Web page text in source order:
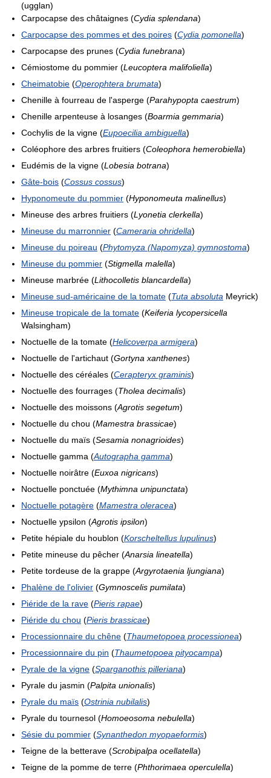
(ugglan)
Carpocapse des châtaignes (Cydia splendana)
Carpocapse des pommes et des poires (Cydia pomonella)
Carpocapse des prunes (Cydia funebrana)
Cémiostome du pommier (Leucoptera malifoliella)
Cheimatobie (Operophtera brumata)
Chenille à fourreau de l'asperge (Parahypopta caestrum)
Chenille arpenteuse à losanges (Boarmia gemmaria)
Cochylis de la vigne (Eupoecilia ambiguella)
Coléophore des arbres fruitiers (Coleophora hemerobiella)
Eudémis de la vigne (Lobesia botrana)
Gâte-bois (Cossus cossus)
Hyponomeute du pommier (Hyponomeuta malinellus)
Mineuse des arbres fruitiers (Lyonetia clerkella)
Mineuse du marronnier (Cameraria ohridella)
Mineuse du poireau (Phytomyza (Napomyza) gymnostoma)
Mineuse du pommier (Stigmella malella)
Mineuse marbrée (Lithocolletis blancardella)
Mineuse sud-américaine de la tomate (Tuta absoluta Meyrick)
Mineuse tropicale de la tomate (Keiferia lycopersicella
Walsingham)
Noctuelle de la tomate (Helicoverpa armigera)
Noctuelle de l'artichaut (Gortyna xanthenes)
Noctuelle des céréales (Cerapteryx graminis)
Noctuelle des fourrages (Tholea decimalis)
Noctuelle des moissons (Agrotis segetum)
Noctuelle du chou (Mamestra brassicae)
Noctuelle du maïs (Sesamia nonagrioides)
Noctuelle gamma (Autographa gamma)
Noctuelle noirâtre (Euxoa nigricans)
Noctuelle ponctuée (Mythimna unipunctata)
Noctuelle potagère (Mamestra oleracea)
Noctuelle ypsilon (Agrotis ipsilon)
Petite hépiale du houblon (Korscheltellus lupulinus)
Petite mineuse du pêcher (Anarsia lineatella)
Petite tordeuse de la grappe (Argyrotaenia ljungiana)
Phalène de l'olivier (Gymnoscelis pumilata)
Piéride de la rave (Pieris rapae)
Piéride du chou (Pieris brassicae)
Processionnaire du chêne (Thaumetopoea processionea)
Processionnaire du pin (Thaumetopoea pityocampa)
Pyrale de la vigne (Sparganothis pilleriana)
Pyrale du jasmin (Palpita unionalis)
Pyrale du maïs (Ostrinia nubilalis)
Pyrale du tournesol (Homoeosoma nebulella)
Sésie du pommier (Synanthedon myopaeformis)
Teigne de la betterave (Scrobipalpa ocellatella)
Teigne de la pomme de terre (Phthorimaea operculella)